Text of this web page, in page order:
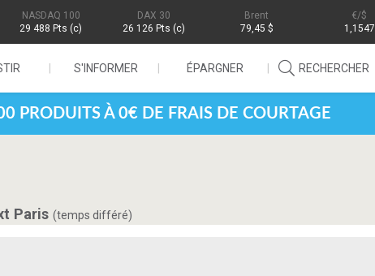
NASDAQ 100
29 488 Pts (c)
DAX 30
26 126 Pts (c)
Brent
79,45 $
/$
1,1547
S'INFORMER ÉPARGNER RECHERCHER
PRODUITS À 0€ DE FRAIS DE COURTAGE
Paris (temps différé)